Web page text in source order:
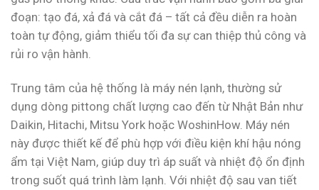
đoạn: tạo đá, xả đá và cắt đá – tất cả đều diễn ra hoàn
toàn tự động, giảm thiểu tối đa sự can thiệp thủ công và
rủi ro vận hành.
Trung tâm của hệ thống là máy nén lạnh, thường sử
dụng dòng pittong chất lượng cao đến từ Nhật Bản như
Daikin, Hitachi, Mitsu York hoặc WoshinHow. Máy nén
này được thiết kế để phù hợp với điều kiện khí hậu nóng
ẩm tại Việt Nam, giúp duy trì áp suất và nhiệt độ ổn định
trong suốt quá trình làm lạnh. Với nhiệt độ sau van tiết